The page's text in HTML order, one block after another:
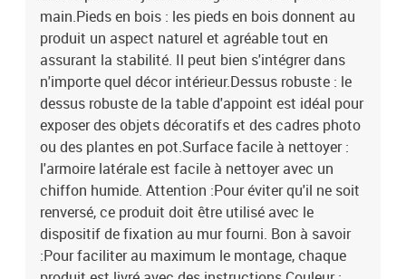
main.Pieds en bois : les pieds en bois donnent au
produit un aspect naturel et agréable tout en
assurant la stabilité. Il peut bien s'intégrer dans
n'importe quel décor intérieur.Dessus robuste : le
dessus robuste de la table d'appoint est idéal pour
exposer des objets décoratifs et des cadres photo
ou des plantes en pot.Surface facile à nettoyer :
l'armoire latérale est facile à nettoyer avec un
chiffon humide. Attention :Pour éviter qu'il ne soit
renversé, ce produit doit être utilisé avec le
dispositif de fixation au mur fourni. Bon à savoir
:Pour faciliter au maximum le montage, chaque